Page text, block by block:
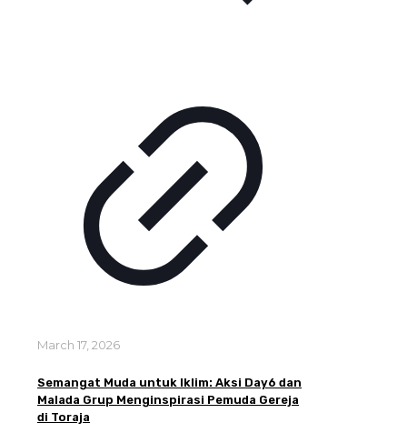
March 17, 2026
Semangat Muda untuk Iklim: Aksi Day6 dan
Malada Grup Menginspirasi Pemuda Gereja
di Toraja